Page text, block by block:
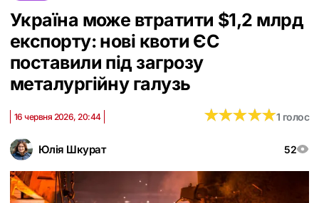
Україна може втратити $1,2 млрд
експорту: нові квоти ЄС
поставили під загрозу
металургійну галузь
Юлія Шкурат 52
16 червня 2026, 20:44 ★★★★★
★★★★★1 голос